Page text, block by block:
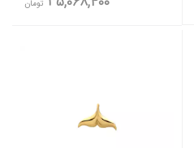
تومان